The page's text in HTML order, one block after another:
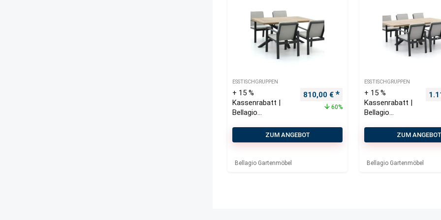
ESSTISCHGRUPPEN
+ 15 %
Kassenrabatt |
Bellagio
Gartenmöbel-Set
Ursprünglicher Preis war: 2.010,00 €
810,00 € Aktueller Preis ist: 810,00 €.
60%
ZUM ANGEBOT
Bellagio Gartenmöbel
ESSTISCHGRUPPEN
+ 15 %
Kassenrabatt |
Bellagio
rio 220 cm
Gartenmöbel-
ZUM ANGEBOT
Bellagio Gartenmöbel